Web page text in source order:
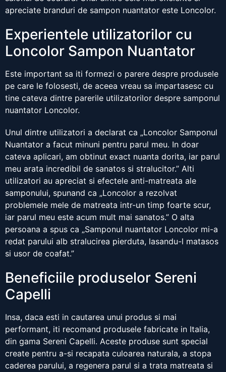
apreciate branduri de sampon nuantator este Loncolor.
Experientele utilizatorilor cu
Loncolor Sampon Nuantator
Este important sa iti formezi o parere despre produsele
pe care le folosesti, de aceea vreau sa impartasesc cu
tine cateva dintre parerile utilizatorilor despre samponul
nuantator Loncolor.
Unul dintre utilizatori a declarat ca „Loncolor Samponul
Nuantator a facut minuni pentru parul meu. In doar
cateva aplicari, am obtinut exact nuanta dorita, iar parul
meu arata incredibil de sanatos si stralucitor.” Alti
utilizatori au apreciat si efectele anti-matreata ale
samponului, spunand ca „Loncolor a rezolvat
problemele mele de matreata intr-un timp foarte scur,
iar parul meu este acum mult mai sanatos.” O alta
persoana a spus ca „Samponul nuantator Loncolor mi-a
redat parului alb stralucirea pierduta, lasandu-l matasos
si usor de coafat.”
Beneficiile produselor Sereni
Capelli
Insa, daca esti in cautarea unui produs si mai
performant, iti recomand produsele fabricate in Italia,
din gama Sereni Capelli. Aceste produse sunt special
create pentru a-si recapata culoarea naturala, a stopa
caderea parului, a regenera parul si a trata matreata si